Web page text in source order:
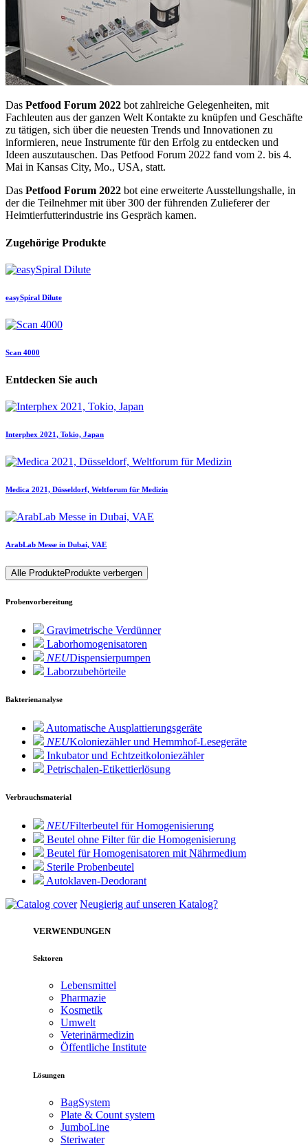
Das Petfood Forum 2022 bot zahlreiche Gelegenheiten, mit
Fachleuten aus der ganzen Welt Kontakte zu knüpfen und Geschäfte
zu tätigen, sich über die neuesten Trends und Innovationen zu
informieren, neue Instrumente für den Erfolg zu entdecken und
Ideen auszutauschen. Das Petfood Forum 2022 fand vom 2. bis 4.
Mai in Kansas City, Mo., USA, statt.
Das Petfood Forum 2022 bot eine erweiterte Ausstellungshalle, in
der die Teilnehmer mit über 300 der führenden Zulieferer der
Heimtierfutterindustrie ins Gespräch kamen.
Zugehörige Produkte
easySpiral Dilute
Scan 4000
Entdecken Sie auch
Interphex 2021, Tokio, Japan
Medica 2021, Düsseldorf, Weltforum für Medizin
ArabLab Messe in Dubai, VAE
Alle ProdukteProdukte verbergen
Probenvorbereitung
Gravimetrische Verdünner
Laborhomogenisatoren
NEUDispensierpumpen
Laborzubehörteile
Bakterienanalyse
Automatische Ausplattierungsgeräte
NEUKoloniezähler und Hemmhof-Lesegeräte
Inkubator und Echtzeitkoloniezähler
Petrischalen-Etikettierlösung
Verbrauchsmaterial
NEUFilterbeutel für Homogenisierung
Beutel ohne Filter für die Homogenisierung
Beutel für Homogenisatoren mit Nährmedium
Sterile Probenbeutel
Autoklaven-Deodorant
Neugierig auf unseren Katalog?
VERWENDUNGEN
Sektoren
Lebensmittel
Pharmazie
Kosmetik
Umwelt
Veterinärmedizin
Öffentliche Institute
Lösungen
BagSystem
Plate & Count system
JumboLine
Steriwater